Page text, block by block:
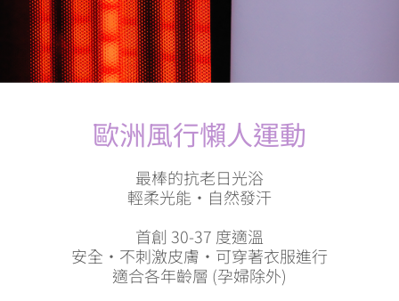
歐洲風行懶人運動​
最棒的抗老日光浴
輕柔光能・自然發汗
首創 30-37 度適溫
安全・不刺激皮膚・可穿著衣服進行
適合各年齡層 (孕婦除外)